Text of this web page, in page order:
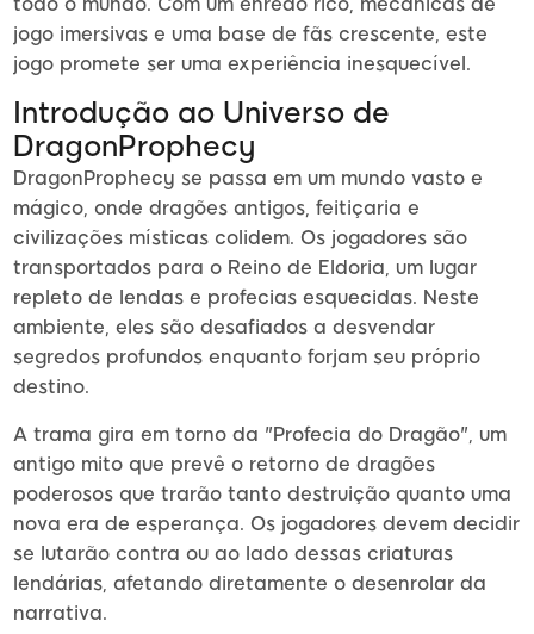
jogo imersivas e uma base de fãs crescente, este
jogo promete ser uma experiência inesquecível.
Introdução ao Universo de
DragonProphecy
DragonProphecy se passa em um mundo vasto e
mágico, onde dragões antigos, feitiçaria e
civilizações místicas colidem. Os jogadores são
transportados para o Reino de Eldoria, um lugar
repleto de lendas e profecias esquecidas. Neste
ambiente, eles são desafiados a desvendar
segredos profundos enquanto forjam seu próprio
destino.
A trama gira em torno da "Profecia do Dragão", um
antigo mito que prevê o retorno de dragões
poderosos que trarão tanto destruição quanto uma
nova era de esperança. Os jogadores devem decidir
se lutarão contra ou ao lado dessas criaturas
lendárias, afetando diretamente o desenrolar da
narrativa.